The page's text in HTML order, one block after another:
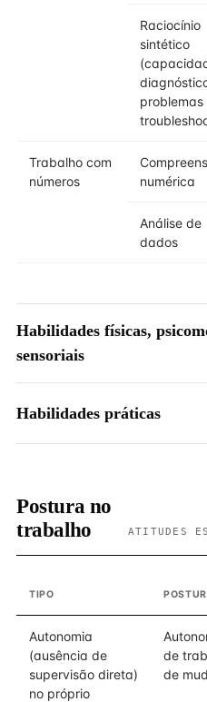
Raciocínio
sintético
problemas
Trabalho com
números
numérica
Análise de
dados
Habilidades físicas,
sensoriais
Habilidades práticas
Postura no
trabalho
ATITUDES
TIPO
Autonomia
(ausência de
supervisão direta)
no próprio
de
de